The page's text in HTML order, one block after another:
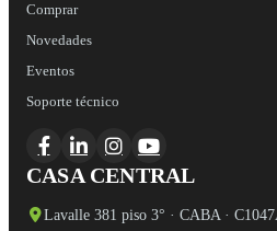
Comprar
Novedades
Eventos
Soporte técnico
CASA CENTRAL
Lavalle 381 piso 3° · CABA ·